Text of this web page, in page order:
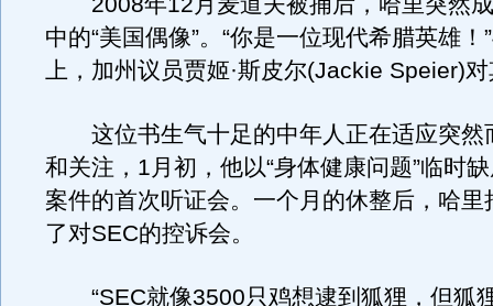
中的“美国偶像”。“你是一位现代希腊英雄！
上，加州议员贾姬·斯皮尔(Jackie Speier)
这位书生气十足的中年人正在适应突然
和关注，1月初，他以“身体健康问题”临时
案件的首次听证会。一个月的休整后，哈里
了对SEC的控诉会。
“SEC就像3500只鸡想逮到狐狸，但狐